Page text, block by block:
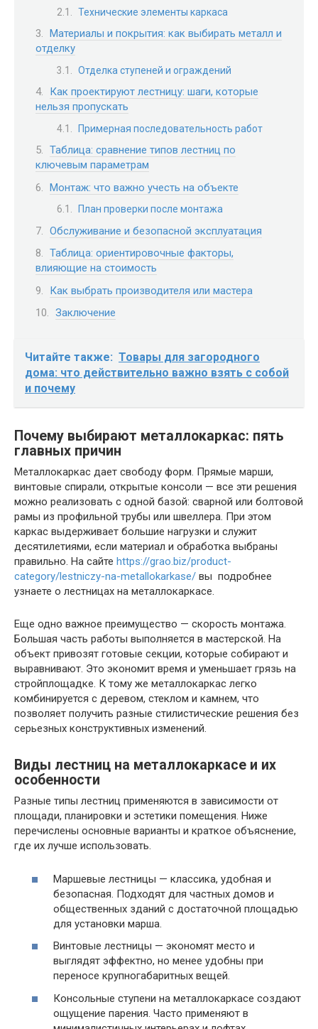
Технические элементы каркаса
Материалы и покрытия: как выбирать металл и
отделку
Отделка ступеней и ограждений
Как проектируют лестницу: шаги, которые
нельзя пропускать
Примерная последовательность работ
Таблица: сравнение типов лестниц по
ключевым параметрам
Монтаж: что важно учесть на объекте
План проверки после монтажа
Обслуживание и безопасной эксплуатация
Таблица: ориентировочные факторы,
влияющие на стоимость
Как выбрать производителя или мастера
Заключение
Читайте также: Товары для загородного
дома: что действительно важно взять с собой
и почему
Почему выбирают металлокаркас: пять
главных причин
Металлокаркас дает свободу форм. Прямые марши,
винтовые спирали, открытые консоли — все эти решения
можно реализовать с одной базой: сварной или болтовой
рамы из профильной трубы или швеллера. При этом
каркас выдерживает большие нагрузки и служит
десятилетиями, если материал и обработка выбраны
правильно. На сайте https://grao.biz/product-
category/lestniczy-na-metallokarkase/ вы подробнее
узнаете о лестницах на металлокаркасе.
Еще одно важное преимущество — скорость монтажа.
Большая часть работы выполняется в мастерской. На
объект привозят готовые секции, которые собирают и
выравнивают. Это экономит время и уменьшает грязь на
стройплощадке. К тому же металлокаркас легко
комбинируется с деревом, стеклом и камнем, что
позволяет получить разные стилистические решения без
серьезных конструктивных изменений.
Виды лестниц на металлокаркасе и их
особенности
Разные типы лестниц применяются в зависимости от
площади, планировки и эстетики помещения. Ниже
перечислены основные варианты и краткое объяснение,
где их лучше использовать.
Маршевые лестницы — классика, удобная и
безопасная. Подходят для частных домов и
общественных зданий с достаточной площадью
для установки марша.
Винтовые лестницы — экономят место и
выглядят эффектно, но менее удобны при
переносе крупногабаритных вещей.
Консольные ступени на металлокаркасе создают
ощущение парения. Часто применяют в